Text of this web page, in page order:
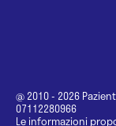
@ 2010 - 2026
07112280966
Le informazioni